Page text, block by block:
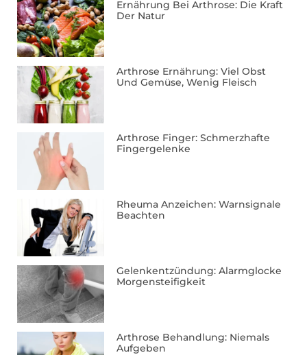
Ernährung Bei Arthrose: Die Kraft
Der Natur
Arthrose Ernährung: Viel Obst
Und Gemüse, Wenig Fleisch
Arthrose Finger: Schmerzhafte
Fingergelenke
Rheuma Anzeichen: Warnsignale
Beachten
Gelenkentzündung: Alarmglocke
Morgensteifigkeit
Arthrose Behandlung: Niemals
Aufgeben